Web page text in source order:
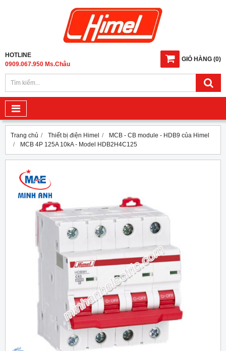
GIỎ HÀNG (0)
HOTLINE
0909.067.950 Ms.Châu
Trang chủ Thiết bị điện Himel
MCB - CB module - HDB9 của Himel
MCB 4P 125A 10kA - Model HDB2H4C125